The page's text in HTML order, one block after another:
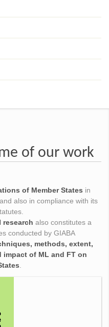
of our work
of Member States in
also in compliance with its
research also constitutes a
conducted by GIABA
methods, extent,
of ML and FT on